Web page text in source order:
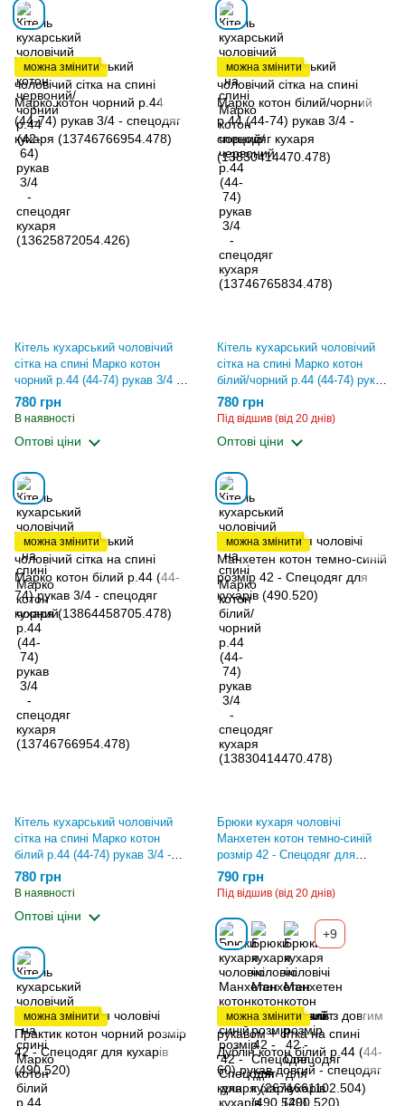
можна змінити
Кітель кухарський чоловічий
сітка на спині Марко котон
чорний р.44 (44-74) рукав 3/4 -
спецодяг кухаря
(13746766954.478)
780 грн
В наявності
Оптові ціни
можна змінити
Кітель кухарський чоловічий
сітка на спині Марко котон
білий/чорний р.44 (44-74) рукав
3/4 - спецодяг кухаря
(13830414470.478)
780 грн
Під відшив (від 20 днів)
Оптові ціни
можна змінити
Кітель кухарський чоловічий
сітка на спині Марко котон
білий р.44 (44-74) рукав 3/4 -
спецодяг кухаря
(13864458705.478)
780 грн
В наявності
Оптові ціни
можна змінити
Брюки кухаря чоловічі
Манхетен котон темно-синій
розмір 42 - Спецодяг для
кухарів (490.520)
790 грн
Під відшив (від 20 днів)
+9
можна змінити можна змінити